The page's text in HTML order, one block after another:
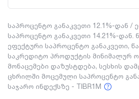
საპროცენტო განაკვეთი 12.1%-დან /
საპროცენტო განაკვეთი 14.21%-დან.
ეფექტური საპროცენტო განაკვეთი,
საკრედიტო პროდუქტის მინიმალურ
მონაცემები დაზუსტდება, სესხის
ცხრილში მოცემული საპროცენტო
საჯარო ინდექსზე - TIBR1M